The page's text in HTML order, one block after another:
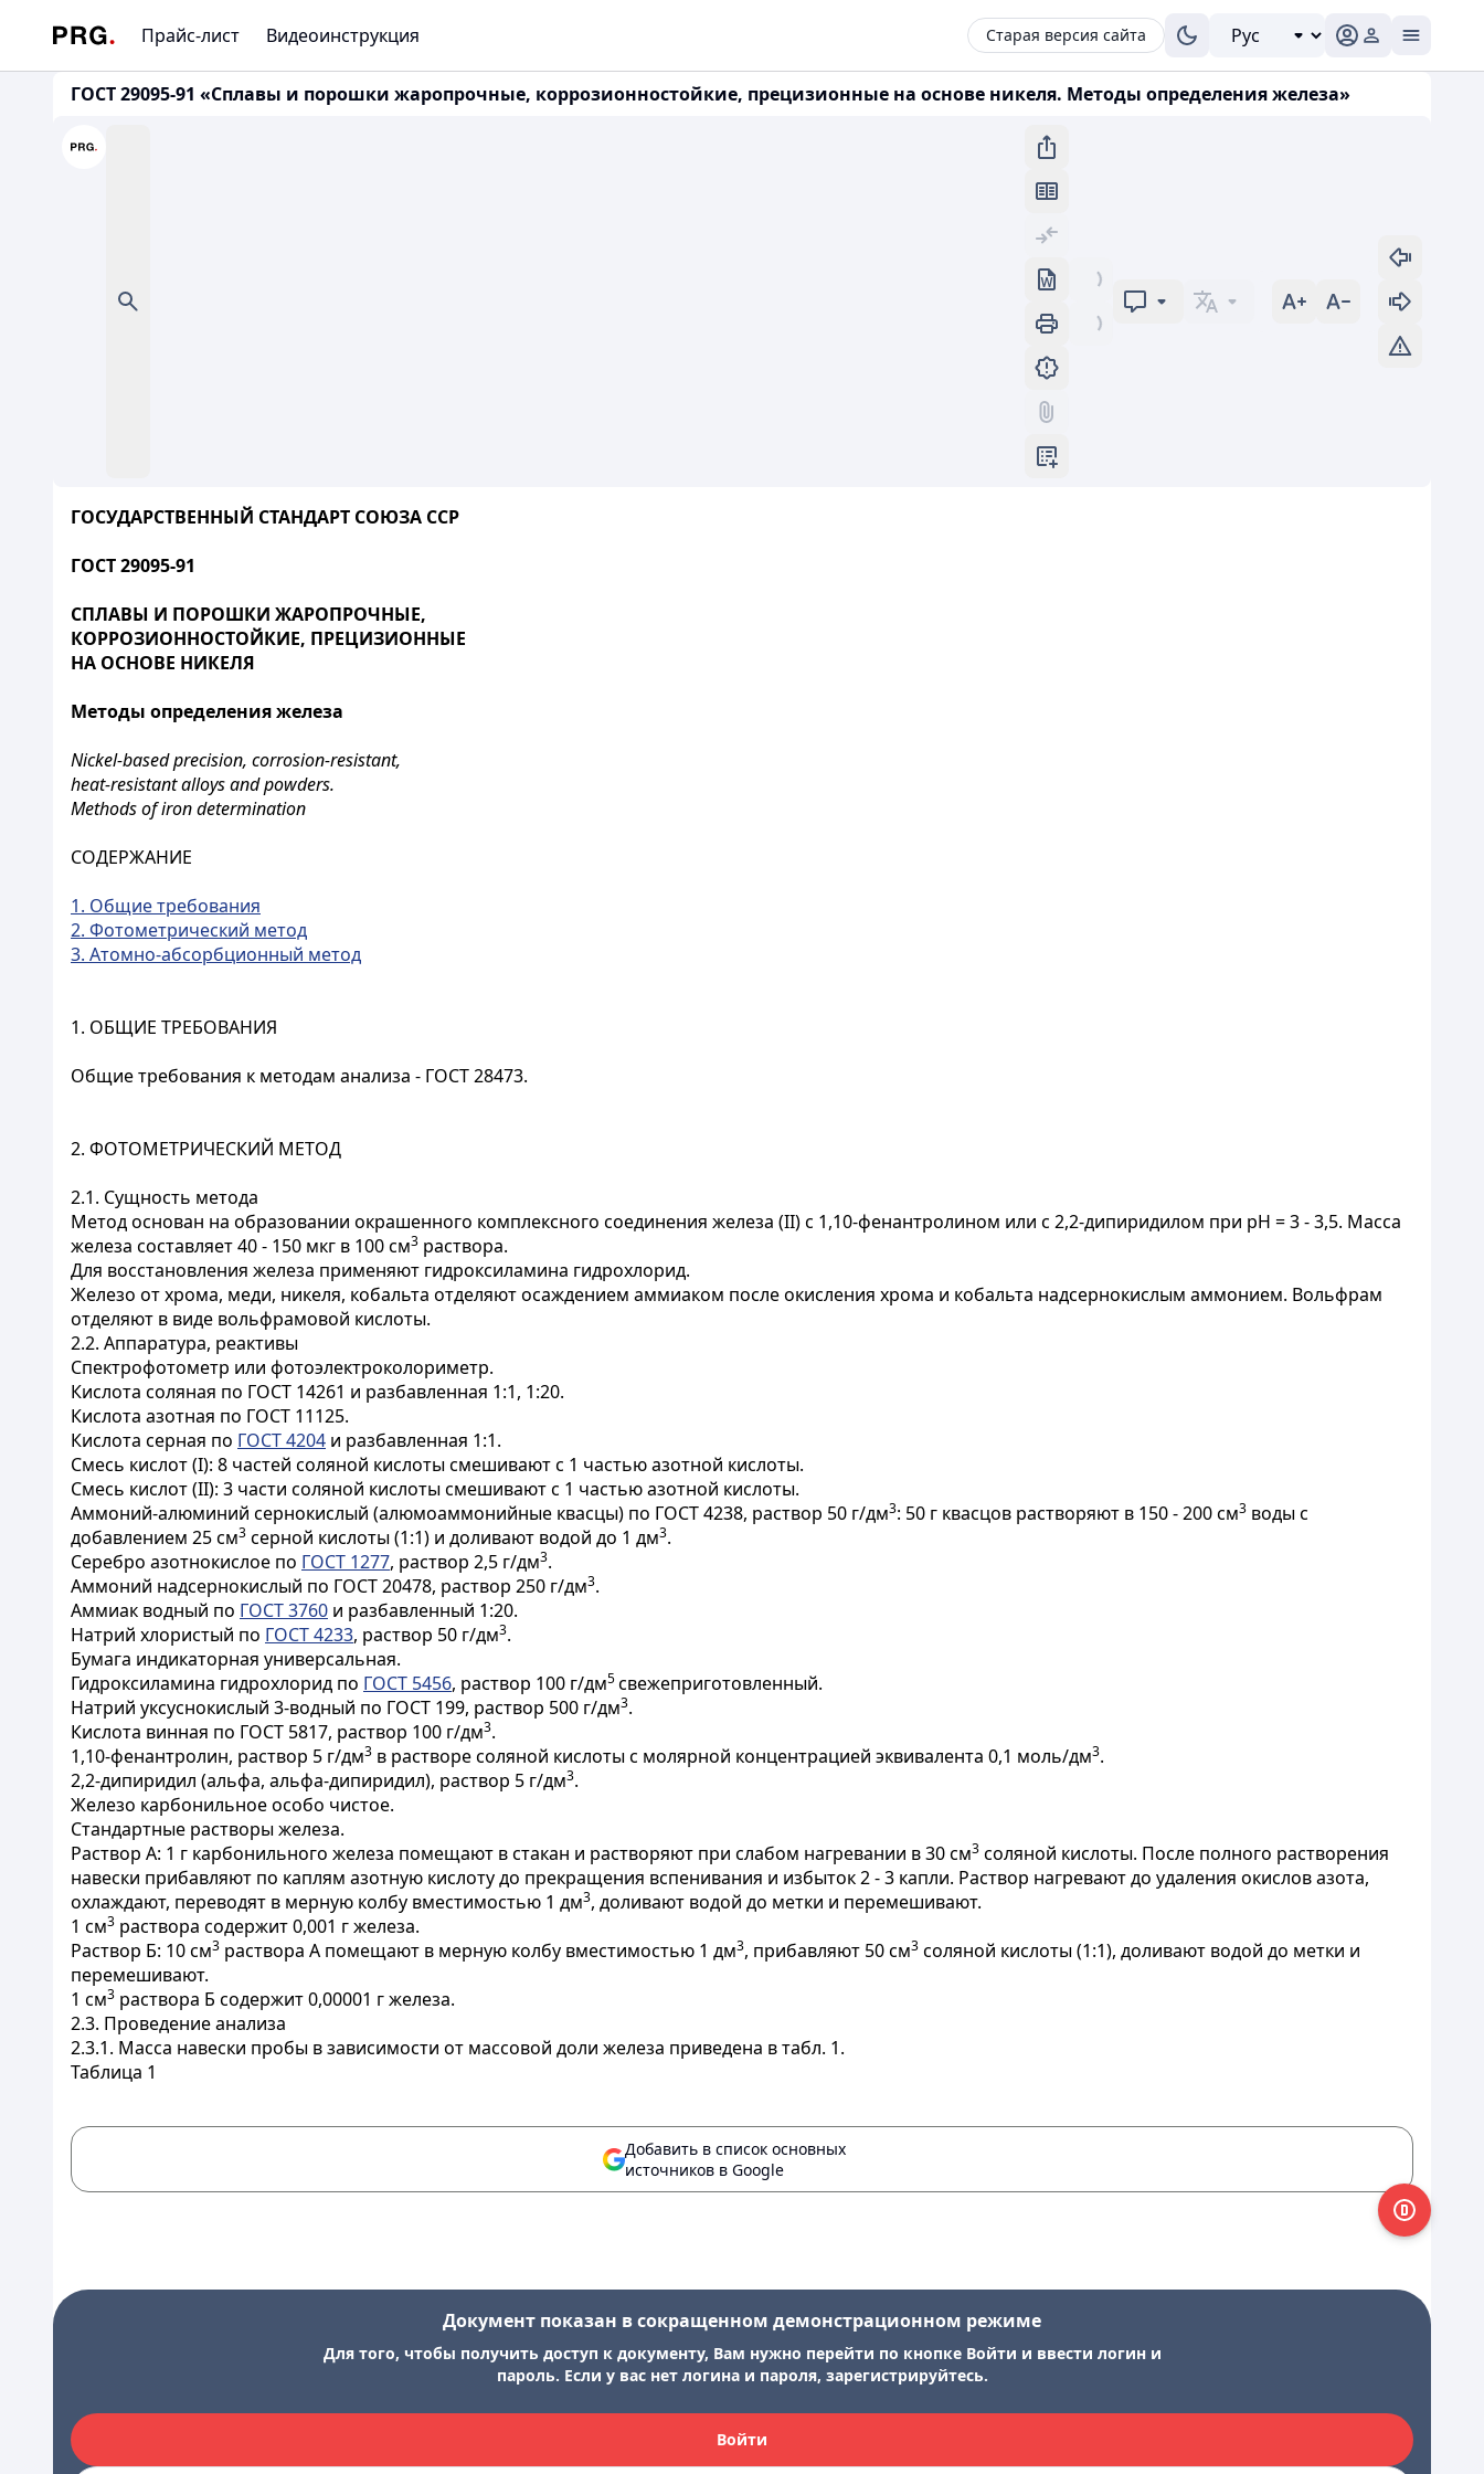
Прайс-лист Видеоинструкция Старая версия сайта
ГОСТ 29095-91 «Сплавы и порошки жаропрочные, коррозионностойкие, прецизионные на основе никеля. Методы определения железа»
ГОСУДАРСТВЕННЫЙ СТАНДАРТ СОЮЗА ССР
ГОСТ 29095-91
СПЛАВЫ И ПОРОШКИ ЖАРОПРОЧНЫЕ,
КОРРОЗИОННОСТОЙКИЕ, ПРЕЦИЗИОННЫЕ
НА ОСНОВЕ НИКЕЛЯ
Методы определения железа
Nickel-based precision, corrosion-resistant,
heat-resistant alloys and powders.
Methods of iron determination
СОДЕРЖАНИЕ
1. Общие требования
2. Фотометрический метод
3. Атомно-абсорбционный метод
1. ОБЩИЕ ТРЕБОВАНИЯ
Общие требования к методам анализа - ГОСТ 28473.
2. ФОТОМЕТРИЧЕСКИЙ МЕТОД
2.1. Сущность метода
Метод основан на образовании окрашенного комплексного соединения железа (II) с 1,10-фенантролином или с 2,2-дипиридилом при рН = 3 - 3,5. Масса
железа составляет 40 - 150 мкг в 100 см3 раствора.
Для восстановления железа применяют гидроксиламина гидрохлорид.
Железо от хрома, меди, никеля, кобальта отделяют осаждением аммиаком после окисления хрома и кобальта надсернокислым аммонием. Вольфрам
отделяют в виде вольфрамовой кислоты.
2.2. Аппаратура, реактивы
Спектрофотометр или фотоэлектроколориметр.
Кислота соляная по ГОСТ 14261 и разбавленная 1:1, 1:20.
Кислота азотная по ГОСТ 11125.
Кислота серная по ГОСТ 4204 и разбавленная 1:1.
Смесь кислот (I): 8 частей соляной кислоты смешивают с 1 частью азотной кислоты.
Смесь кислот (II): 3 части соляной кислоты смешивают с 1 частью азотной кислоты.
Аммоний-алюминий сернокислый (алюмоаммонийные квасцы) по ГОСТ 4238, раствор 50 г/дм3: 50 г квасцов растворяют в 150 - 200 см3 воды с
добавлением 25 см3 серной кислоты (1:1) и доливают водой до 1 дм3.
Серебро азотнокислое по ГОСТ 1277, раствор 2,5 г/дм3.
Аммоний надсернокислый по ГОСТ 20478, раствор 250 г/дм3.
Аммиак водный по ГОСТ 3760 и разбавленный 1:20.
Натрий хлористый по ГОСТ 4233, раствор 50 г/дм3.
Бумага индикаторная универсальная.
Гидроксиламина гидрохлорид по ГОСТ 5456, раствор 100 г/дм5свежеприготовленный.
Натрий уксуснокислый 3-водный по ГОСТ 199, раствор 500 г/дм3.
Кислота винная по ГОСТ 5817, раствор 100 г/дм3.
1,10-фенантролин, раствор 5 г/дм3 в растворе соляной кислоты с молярной концентрацией эквивалента 0,1 моль/дм3.
2,2-дипиридил (альфа, альфа-дипиридил), раствор 5 г/дм3.
Железо карбонильное особо чистое.
Стандартные растворы железа.
Раствор А: 1 г карбонильного железа помещают в стакан и растворяют при слабом нагревании в 30 см3 соляной кислоты. После полного растворения
навески прибавляют по каплям азотную кислоту до прекращения вспенивания и избыток 2 - 3 капли. Раствор нагревают до удаления окислов азота,
охлаждают, переводят в мерную колбу вместимостью 1 дм3, доливают водой до метки и перемешивают.
1 см3 раствора содержит 0,001 г железа.
Раствор Б: 10 см3 раствора А помещают в мерную колбу вместимостью 1 дм3, прибавляют 50 см3 соляной кислоты (1:1), доливают водой до метки и
перемешивают.
1 см3 раствора Б содержит 0,00001 г железа.
2.3. Проведение анализа
2.3.1. Масса навески пробы в зависимости от массовой доли железа приведена в табл. 1.
Таблица 1
Добавить в список основных
источников в Google
Документ показан в сокращенном демонстрационном режиме
Для того, чтобы получить доступ к документу, Вам нужно перейти по кнопке Войти и ввести логин и
пароль. Если у вас нет логина и пароля, зарегистрируйтесь.
Войти